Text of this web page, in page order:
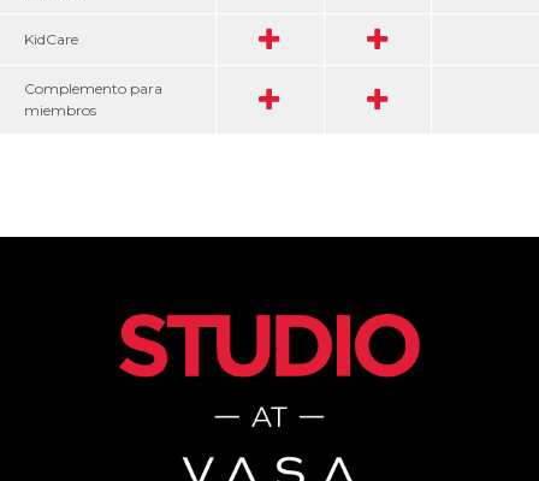
KidCare
Complemento para
miembros